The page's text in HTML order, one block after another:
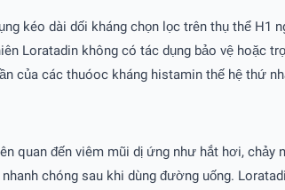
kéo dài dối kháng chọn lọc trên thụ thể
Loratadin không có tác dụng bảo vệ
của các thuóoc kháng histamin thế hệ thứ
quan đến viêm mũi dị ứng như hắt hơi,
chóng sau khi dùng đường uống.